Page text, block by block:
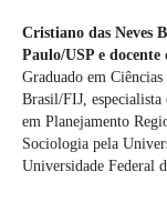
Cristiano das Neves
Paulo/USP e
Graduado em
Brasil/FIJ,
em Planejamento
Sociologia pela
Universidade Federal